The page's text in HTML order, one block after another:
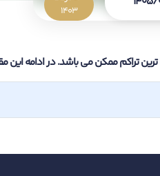
1403